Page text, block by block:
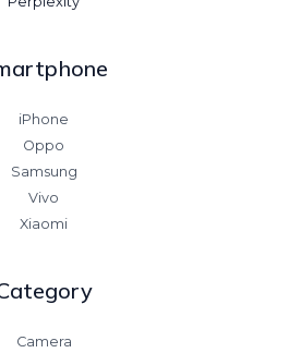
iPhone
Oppo
Samsung
Vivo
Xiaomi
Camera